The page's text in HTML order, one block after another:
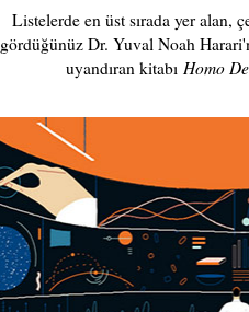
Listelerde en üst sırada yer alan,
gördüğünüz Dr. Yuval Noah
uyandıran kitabı Homo